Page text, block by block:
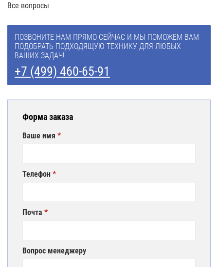
Все вопросы
ПОЗВОНИТЕ НАМ ПРЯМО СЕЙЧАС И МЫ ПОМОЖЕМ ВАМ
ПОДОБРАТЬ ПОДХОДЯЩУЮ ТЕХНИКУ ДЛЯ ЛЮБЫХ
ВАШИХ ЗАДАЧ!
+7 (499) 460-65-91
Форма заказа
Ваше имя
Телефон
Почта
Вопрос менеджеру